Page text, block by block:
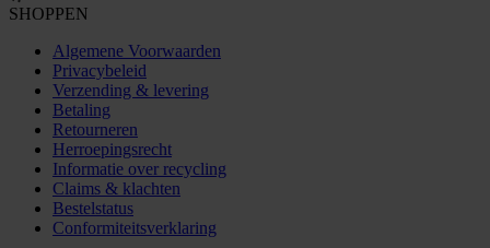
SHOPPEN
Algemene Voorwaarden
Privacybeleid
Verzending & levering
Betaling
Retourneren
Herroepingsrecht
Informatie over recycling
Claims & klachten
Bestelstatus
Conformiteitsverklaring